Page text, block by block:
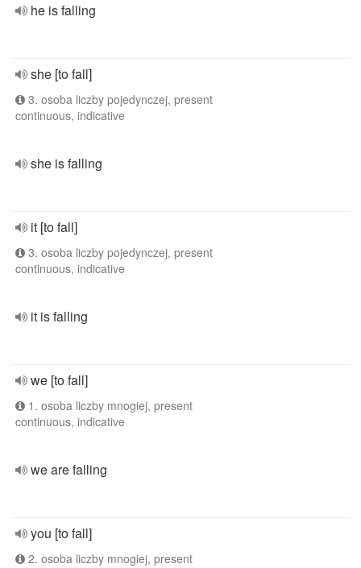
he is falling
she [to fall]
3. osoba liczby pojedynczej, present
continuous, indicative
she is falling
it [to fall]
3. osoba liczby pojedynczej, present
continuous, indicative
it is falling
we [to fall]
1. osoba liczby mnogiej, present
continuous, indicative
we are falling
you [to fall]
2. osoba liczby mnogiej, present